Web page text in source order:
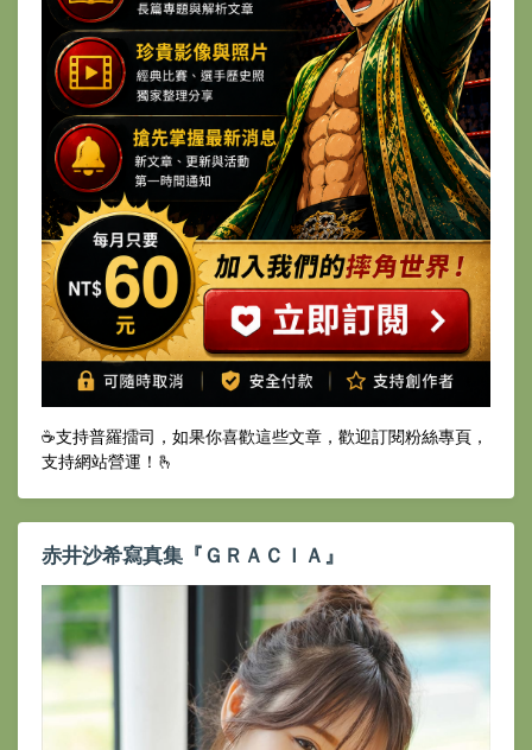
☕️支持普羅擂司，如果你喜歡這些文章，歡迎訂閱粉絲專頁，
支持網站營運！🫰
赤井沙希寫真集『ＧＲＡＣＩＡ』